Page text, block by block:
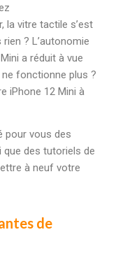
la vitre tactile s’est
? L’autonomie
a réduit à vue
ne fonctionne plus ?
iPhone 12 Mini à
pour vous des
que des tutoriels de
à neuf votre
de